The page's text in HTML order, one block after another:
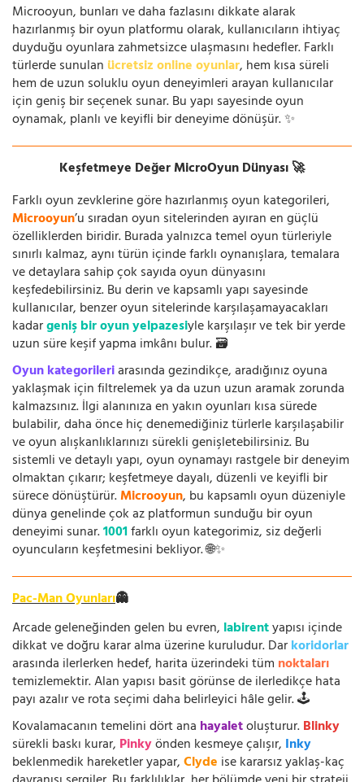
Microoyun, bunları ve daha fazlasını dikkate alarak
hazırlanmış bir oyun platformu olarak, kullanıcıların ihtiyaç
duyduğu oyunlara zahmetsizce ulaşmasını hedefler. Farklı
türlerde sunulan ücretsiz online oyunlar, hem kısa süreli
hem de uzun soluklu oyun deneyimleri arayan kullanıcılar
için geniş bir seçenek sunar. Bu yapı sayesinde oyun
oynamak, planlı ve keyifli bir deneyime dönüşür. ✨
Keşfetmeye Değer MicroOyun Dünyası 🚀
Farklı oyun zevklerine göre hazırlanmış oyun kategorileri,
Microoyun’u sıradan oyun sitelerinden ayıran en güçlü
özelliklerden biridir. Burada yalnızca temel oyun türleriyle
sınırlı kalmaz, aynı türün içinde farklı oynanışlara, temalara
ve detaylara sahip çok sayıda oyun dünyasını
keşfedebilirsiniz. Bu derin ve kapsamlı yapı sayesinde
kullanıcılar, benzer oyun sitelerinde karşılaşamayacakları
kadargeniş bir oyun yelpazesiyle karşılaşır ve tek bir yerde
uzun süre keşif yapma imkânı bulur. 🗃️
Oyun kategorileriarasında gezindikçe, aradığınız oyuna
yaklaşmak için filtrelemek ya da uzun uzun aramak zorunda
kalmazsınız. İlgi alanınıza en yakın oyunları kısa sürede
bulabilir, daha önce hiç denemediğiniz türlerle karşılaşabilir
ve oyun alışkanlıklarınızı sürekli genişletebilirsiniz. Bu
sistemli ve detaylı yapı, oyun oynamayı rastgele bir deneyim
olmaktan çıkarır; keşfetmeye dayalı, düzenli ve keyifli bir
sürece dönüştürür.Microoyun, bu kapsamlı oyun düzeniyle
dünya genelinde çok az platformun sunduğu bir oyun
deneyimi sunar.1001farklı oyun kategorimiz, siz değerli
oyuncuların keşfetmesini bekliyor. 🌐✨
Pac-Man Oyunları👻
Arcade geleneğinden gelen bu evren, labirentyapısı içinde
dikkat ve doğru karar alma üzerine kuruludur. Darkoridorlar
arasında ilerlerken hedef, harita üzerindeki tüm noktaları
temizlemektir. Alan yapısı basit görünse de ilerledikçe hata
payı azalır ve rota seçimi daha belirleyici hâle gelir. 🕹️
Kovalamacanın temelini dört ana hayaletoluşturur.Blinky
sürekli baskı kurar, Pinkyönden kesmeye çalışır, Inky
beklenmedik hareketler yapar,Clyde ise kararsız yaklaş-kaç